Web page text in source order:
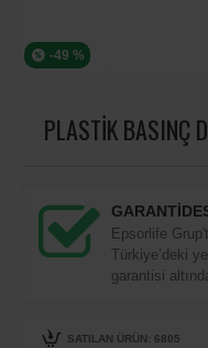
-49 %
PLASTIK BASINÇ
Epsorlife
Türkiye’deki
garantisi
SATILAN ÜRÜN: 6805